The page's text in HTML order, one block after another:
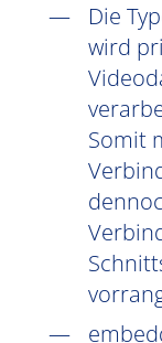
Die
wird
Somit